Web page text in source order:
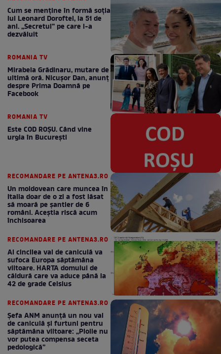
Cum se menţine în formă soţia
lui Leonard Doroftei, la 51 de
ani. „Secretul” pe care l-a
dezvăluit
ROMANIA TV
Mirabela Grădinaru, mutare de
ultimă oră. Nicuşor Dan, anunţ
despre Prima Doamnă pe
Facebook
ROMANIA TV
Este COD ROŞU. Când vine
urgia în Bucureşti
RECOMANDARE PE ANTENA3.RO
Un moldovean care muncea în
Italia doar de o zi a fost lăsat
să moară pe şantier de 6
români. Aceștia riscă acum
închisoarea
RECOMANDARE PE ANTENA3.RO
Al cincilea val de caniculă va
sufoca Europa săptămâna
viitoare. HARTA domului de
căldură care va aduce până la
42 de grade Celsius
RECOMANDARE PE ANTENA3.RO
Șefa ANM anunță un nou val
de caniculă și furtuni pentru
săptămâna viitoare: „Ploile nu
vor putea compensa seceta
pedologică”